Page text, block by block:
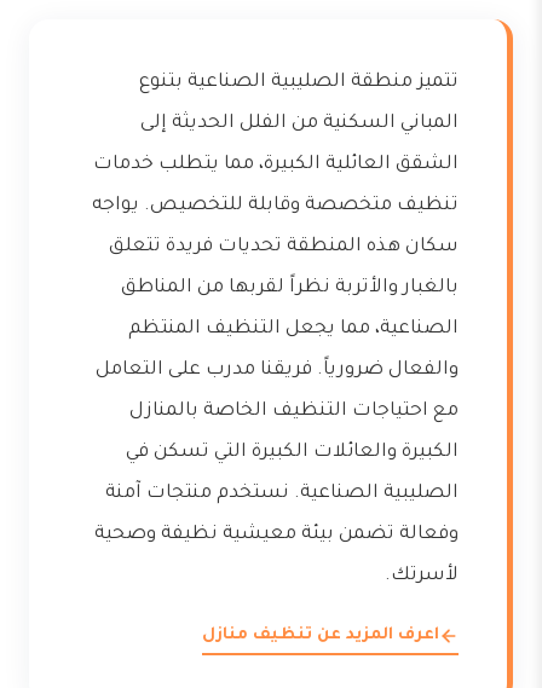
تتميز منطقة الصليبية الصناعية بتنوع
المباني السكنية من الفلل الحديثة إلى
الشقق العائلية الكبيرة، مما يتطلب خدمات
تنظيف متخصصة وقابلة للتخصيص. يواجه
سكان هذه المنطقة تحديات فريدة تتعلق
بالغبار والأتربة نظراً لقربها من المناطق
الصناعية، مما يجعل التنظيف المنتظم
والفعال ضرورياً. فريقنا مدرب على التعامل
مع احتياجات التنظيف الخاصة بالمنازل
الكبيرة والعائلات الكبيرة التي تسكن في
الصليبية الصناعية. نستخدم منتجات آمنة
وفعالة تضمن بيئة معيشية نظيفة وصحية
لأسرتك.
اعرف المزيد عن تنظيف منازل